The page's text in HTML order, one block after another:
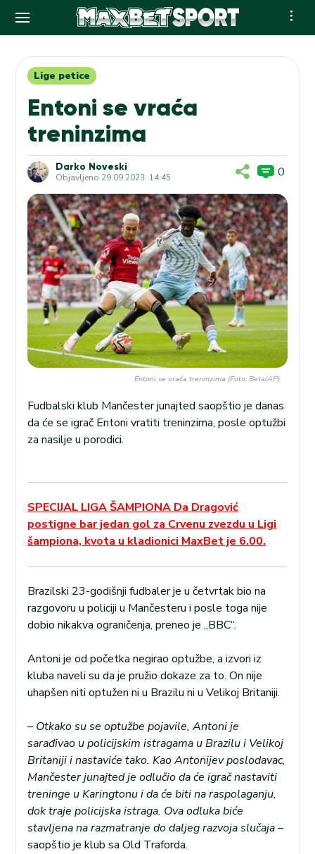
contentLige petice
Entoni se vraća
treninzima
Darko Noveski
Objavljeno 29.09.2023. 14:45 0
Entoni se vraća treninzima (Foto: Beta/AP)
Fudbalski klub Mančester junajted saopštio je danas
da će se igrač Entoni vratiti treninzima, posle optužbi
za nasilje u porodici.
SPECIJAL LIGA ŠAMPIONA Da Dragović
postigne bar jedan gol za Crvenu zvezdu u Ligi
šampiona, kvota u kladionici MaxBet je 6.00.
Brazilski 23-godišnji fudbaler je u četvrtak bio na
razgovoru u policiji u Mančesteru i posle toga nije
dobio nikakva ograničenja, preneo je „BBC“.
Antoni je od početka negirao optužbe, a izvori iz
kluba naveli su da je pružio dokaze za to. On nije
uhapšen niti optužen ni u Brazilu ni u Velikoj Britaniji.
– Otkako su se optužbe pojavile, Antoni je
sarađivao u policijskim istragama u Brazilu i Velikoj
Britaniji i nastaviće tako. Kao Antonijev poslodavac,
Mančester junajted je odlučio da će igrač nastaviti
treninge u Karingtonu i da će biti na raspolaganju,
dok traje policijska istraga. Ova odluka biće
stavljena na razmatranje do daljeg razvoja slučaja–
saopštio je klub sa Old Traforda.